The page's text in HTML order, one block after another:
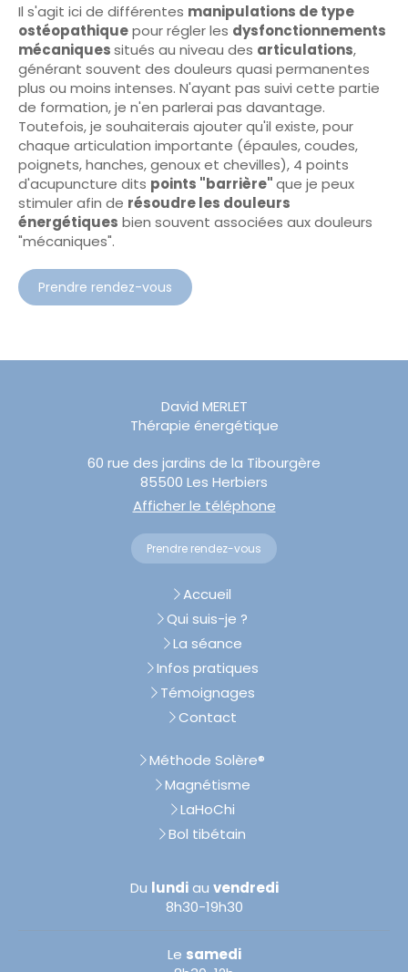
Il s'agit ici de différentes manipulations de type
ostéopathiquepour régler les dysfonctionnements
mécaniquessitués au niveau des articulations,
générant souvent des douleurs quasi permanentes
plus ou moins intenses. N'ayant pas suivi cette partie
de formation, je n'en parlerai pas davantage.
Toutefois, je souhaiterais ajouter qu'il existe, pour
chaque articulation importante (épaules, coudes,
poignets, hanches, genoux et chevilles), 4 points
d'acupuncture dits points "barrière"que je peux
stimuler afin de résoudre les douleurs
énergétiques bien souvent associées aux douleurs
"mécaniques".
Prendre rendez-vous
David MERLET
Thérapie énergétique
60 rue des jardins de la Tibourgère
85500 Les Herbiers
Afficher le téléphone
Prendre rendez-vous
Accueil
Qui suis-je ?
La séance
Infos pratiques
Témoignages
Contact
Méthode Solère®
Magnétisme
LaHoChi
Bol tibétain
Du lundiau vendredi
8h30-19h30
Le samedi